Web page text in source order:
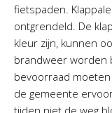
fietspaden.
ontgrendeld. De
kleur zijn, kunnen
brandweer worden
bevoorraad
de gemeente
tijden niet de weg